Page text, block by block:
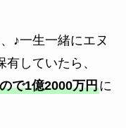
♪一生一緒にエヌ
していたら、
で1億2000万円に